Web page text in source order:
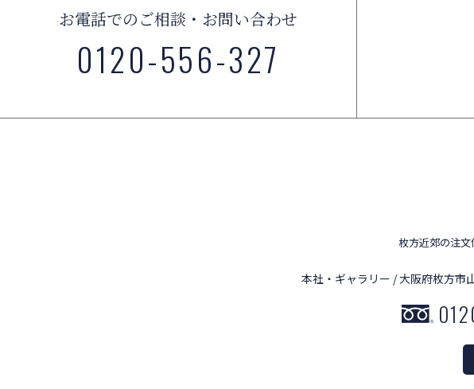
お電話でのご相談・お問い合わせ
0120-556-327
枚方近郊の注文
本社・ギャラリー / 大阪府枚方市